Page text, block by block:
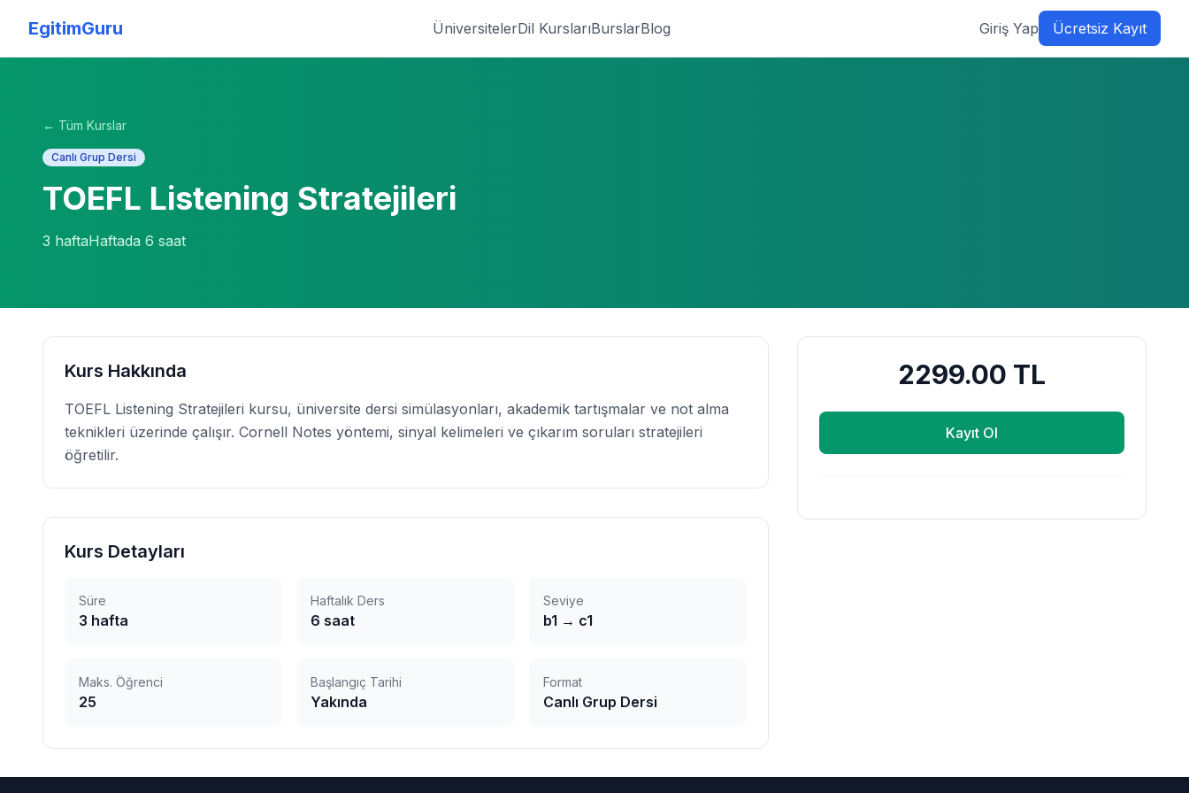
EgitimGuru ÜniversitelerDil KurslarıBurslarBlog Giriş Yap Ücretsiz Kayıt
← Tüm Kurslar
Canlı Grup Dersi
TOEFL Listening Stratejileri
3 haftaHaftada 6 saat
Kurs Hakkında
TOEFL Listening Stratejileri kursu, üniversite dersi simülasyonları, akademik tartışmalar ve not alma
teknikleri üzerinde çalışır. Cornell Notes yöntemi, sinyal kelimeleri ve çıkarım soruları stratejileri
öğretilir.
Kurs Detayları
Süre
3 hafta
Haftalık Ders
6 saat
Seviye
b1 → c1
Maks. Öğrenci
25
Başlangıç Tarihi
Yakında
Format
Canlı Grup Dersi
2299.00 TL
Kayıt Ol